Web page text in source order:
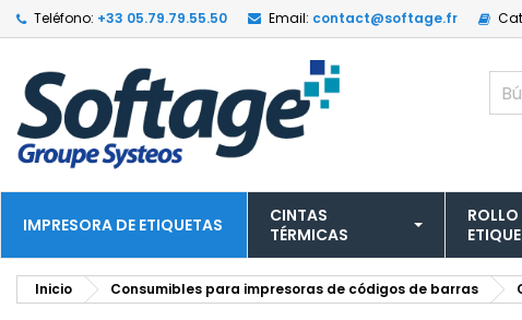
Teléfono: +33 05.79.79.55.50 Email: contact@softage.fr
IMPRESORA DE ETIQUETAS
CINTAS
TÉRMICAS
ROLLO
Inicio Consumibles para impresoras de códigos de barras